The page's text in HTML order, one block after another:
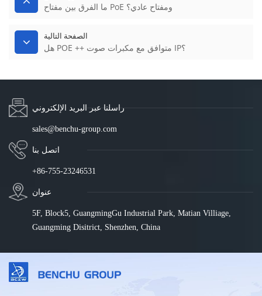
ما الفرق بين مفتاح PoE ومفتاح عادي؟
الصفحة التالية
هل POE ++ متوافق مع مكبرات صوت IP؟
راسلنا عبر البريد الإلكتروني
sales@benchu-group.com
اتصل بنا
+86-755-23246531
عنوان
5F, Block5, GuangmingGu Industrial Park, Matian Villiage,
Guangming Disitrict, Shenzhen, China